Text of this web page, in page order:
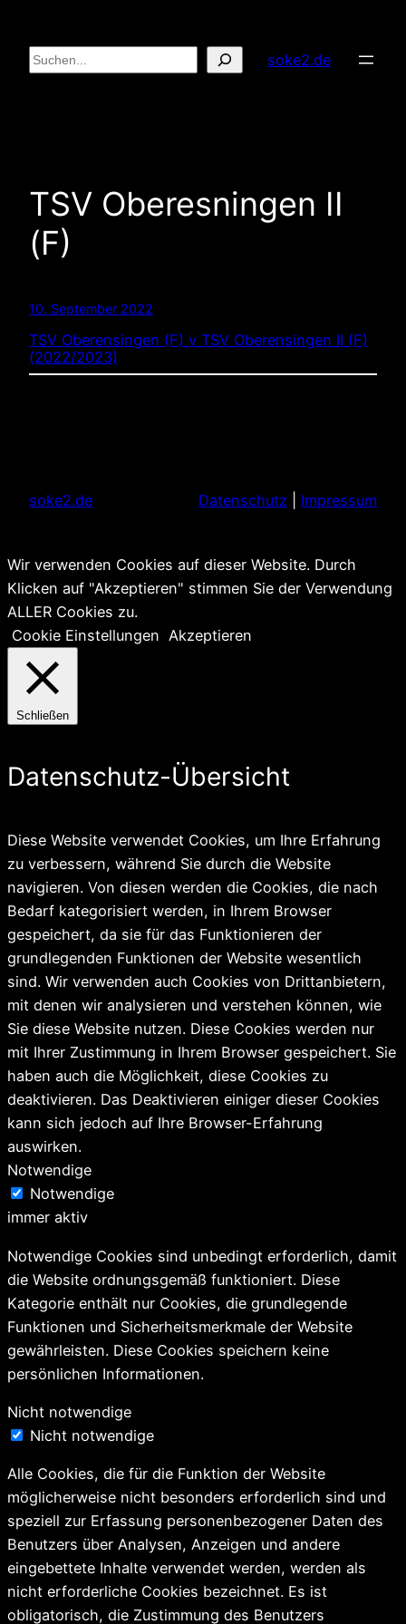
Inhalt
springen
Suchen soke2.de
TSV Oberesningen II
(F)
10. September 2022
TSV Oberensingen (F) v TSV Oberensingen II (F)
(2022/2023)
soke2.de Datenschutz Impressum
Wir verwenden Cookies auf dieser Website. Durch
Klicken auf "Akzeptieren" stimmen Sie der Verwendung
ALLER Cookies zu.
Cookie Einstellungen Akzeptieren
Schließen
Datenschutz-Übersicht
Diese Website verwendet Cookies, um Ihre Erfahrung
zu verbessern, während Sie durch die Website
navigieren. Von diesen werden die Cookies, die nach
Bedarf kategorisiert werden, in Ihrem Browser
gespeichert, da sie für das Funktionieren der
grundlegenden Funktionen der Website wesentlich
sind. Wir verwenden auch Cookies von Drittanbietern,
mit denen wir analysieren und verstehen können, wie
Sie diese Website nutzen. Diese Cookies werden nur
mit Ihrer Zustimmung in Ihrem Browser gespeichert. Sie
haben auch die Möglichkeit, diese Cookies zu
deaktivieren. Das Deaktivieren einiger dieser Cookies
kann sich jedoch auf Ihre Browser-Erfahrung
auswirken.
Notwendige
Notwendige
immer aktiv
Notwendige Cookies sind unbedingt erforderlich, damit
die Website ordnungsgemäß funktioniert. Diese
Kategorie enthält nur Cookies, die grundlegende
Funktionen und Sicherheitsmerkmale der Website
gewährleisten. Diese Cookies speichern keine
persönlichen Informationen.
Nicht notwendige
Nicht notwendige
Alle Cookies, die für die Funktion der Website
möglicherweise nicht besonders erforderlich sind und
speziell zur Erfassung personenbezogener Daten des
Benutzers über Analysen, Anzeigen und andere
eingebettete Inhalte verwendet werden, werden als
nicht erforderliche Cookies bezeichnet. Es ist
obligatorisch, die Zustimmung des Benutzers